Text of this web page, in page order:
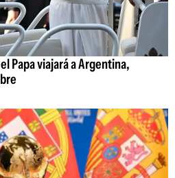
Papa viajará a Argentina,